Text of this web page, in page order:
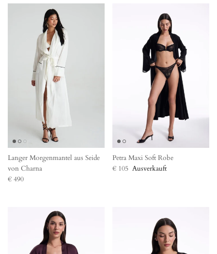
Langer Morgenmantel aus Seide
von Charna
€ 490
Petra Maxi Soft Robe
€ 105 Ausverkauft